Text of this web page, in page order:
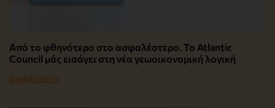
Από το φθηνότερο στο ασφαλέστερο. Το Atlantic
Council μάς εισάγει στη νέα γεωοικονομική λογική
Διαβάστε το